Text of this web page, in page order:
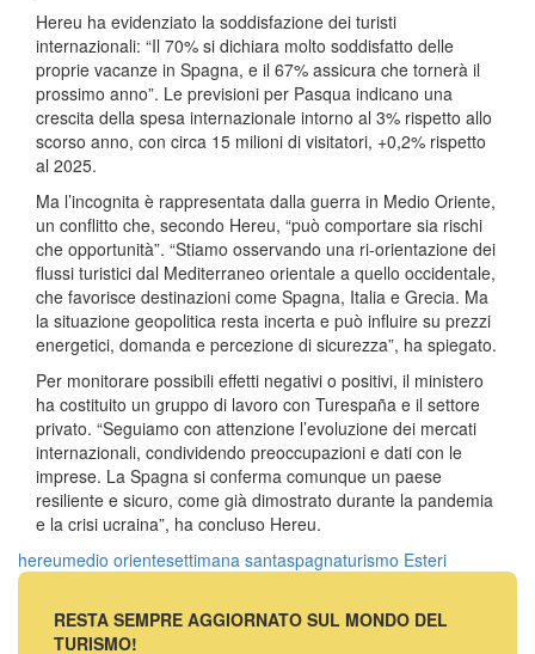
Hereu ha evidenziato la soddisfazione dei turisti
internazionali: “Il 70% si dichiara molto soddisfatto delle
proprie vacanze in Spagna, e il 67% assicura che tornerà il
prossimo anno”. Le previsioni per Pasqua indicano una
crescita della spesa internazionale intorno al 3% rispetto allo
scorso anno, con circa 15 milioni di visitatori, +0,2% rispetto
al 2025.
Ma l’incognita è rappresentata dalla guerra in Medio Oriente,
un conflitto che, secondo Hereu, “può comportare sia rischi
che opportunità”. “Stiamo osservando una ri-orientazione dei
flussi turistici dal Mediterraneo orientale a quello occidentale,
che favorisce destinazioni come Spagna, Italia e Grecia. Ma
la situazione geopolitica resta incerta e può influire su prezzi
energetici, domanda e percezione di sicurezza”, ha spiegato.
Per monitorare possibili effetti negativi o positivi, il ministero
ha costituito un gruppo di lavoro con Turespaña e il settore
privato. “Seguiamo con attenzione l’evoluzione dei mercati
internazionali, condividendo preoccupazioni e dati con le
imprese. La Spagna si conferma comunque un paese
resiliente e sicuro, come già dimostrato durante la pandemia
e la crisi ucraina”, ha concluso Hereu.
hereumedio orientesettimana santaspagnaturismo Esteri
RESTA SEMPRE AGGIORNATO SUL MONDO DEL
TURISMO!